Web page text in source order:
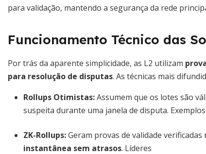
para validação, mantendo a segurança da rede
Funcionamento Técnico das
Por trás da aparente simplicidade, as L2 utilizam
para resolução de disputas. As técnicas mais
Rollups Otimistas:Assumem que os lotes são
suspeita durante uma janela de disputa. Exemplos
ZK-Rollups:Geram provas de validade
instantânea sem atrasos. Líderes